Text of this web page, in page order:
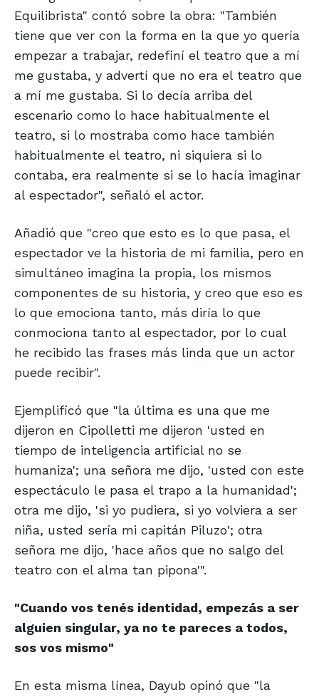
Equilibrista" contó sobre la obra: "También
tiene que ver con la forma en la que yo quería
empezar a trabajar, redefiní el teatro que a mí
me gustaba, y advertí que no era el teatro que
a mí me gustaba. Si lo decía arriba del
escenario como lo hace habitualmente el
teatro, si lo mostraba como hace también
habitualmente el teatro, ni siquiera si lo
contaba, era realmente si se lo hacía imaginar
al espectador", señaló el actor.
Añadió que "creo que esto es lo que pasa, el
espectador ve la historia de mi familia, pero en
simultáneo imagina la propia, los mismos
componentes de su historia, y creo que eso es
lo que emociona tanto, más diría lo que
conmociona tanto al espectador, por lo cual
he recibido las frases más linda que un actor
puede recibir".
Ejemplificó que "la última es una que me
dijeron en Cipolletti me dijeron 'usted en
tiempo de inteligencia artificial no se
humaniza'; una señora me dijo, 'usted con este
espectáculo le pasa el trapo a la humanidad';
otra me dijo, 'si yo pudiera, si yo volviera a ser
niña, usted sería mi capitán Piluzo'; otra
señora me dijo, 'hace años que no salgo del
teatro con el alma tan pipona'".
"Cuando vos tenés identidad, empezás a ser
alguien singular, ya no te pareces a todos,
sos vos mismo"
En esta misma línea, Dayub opinó que "la